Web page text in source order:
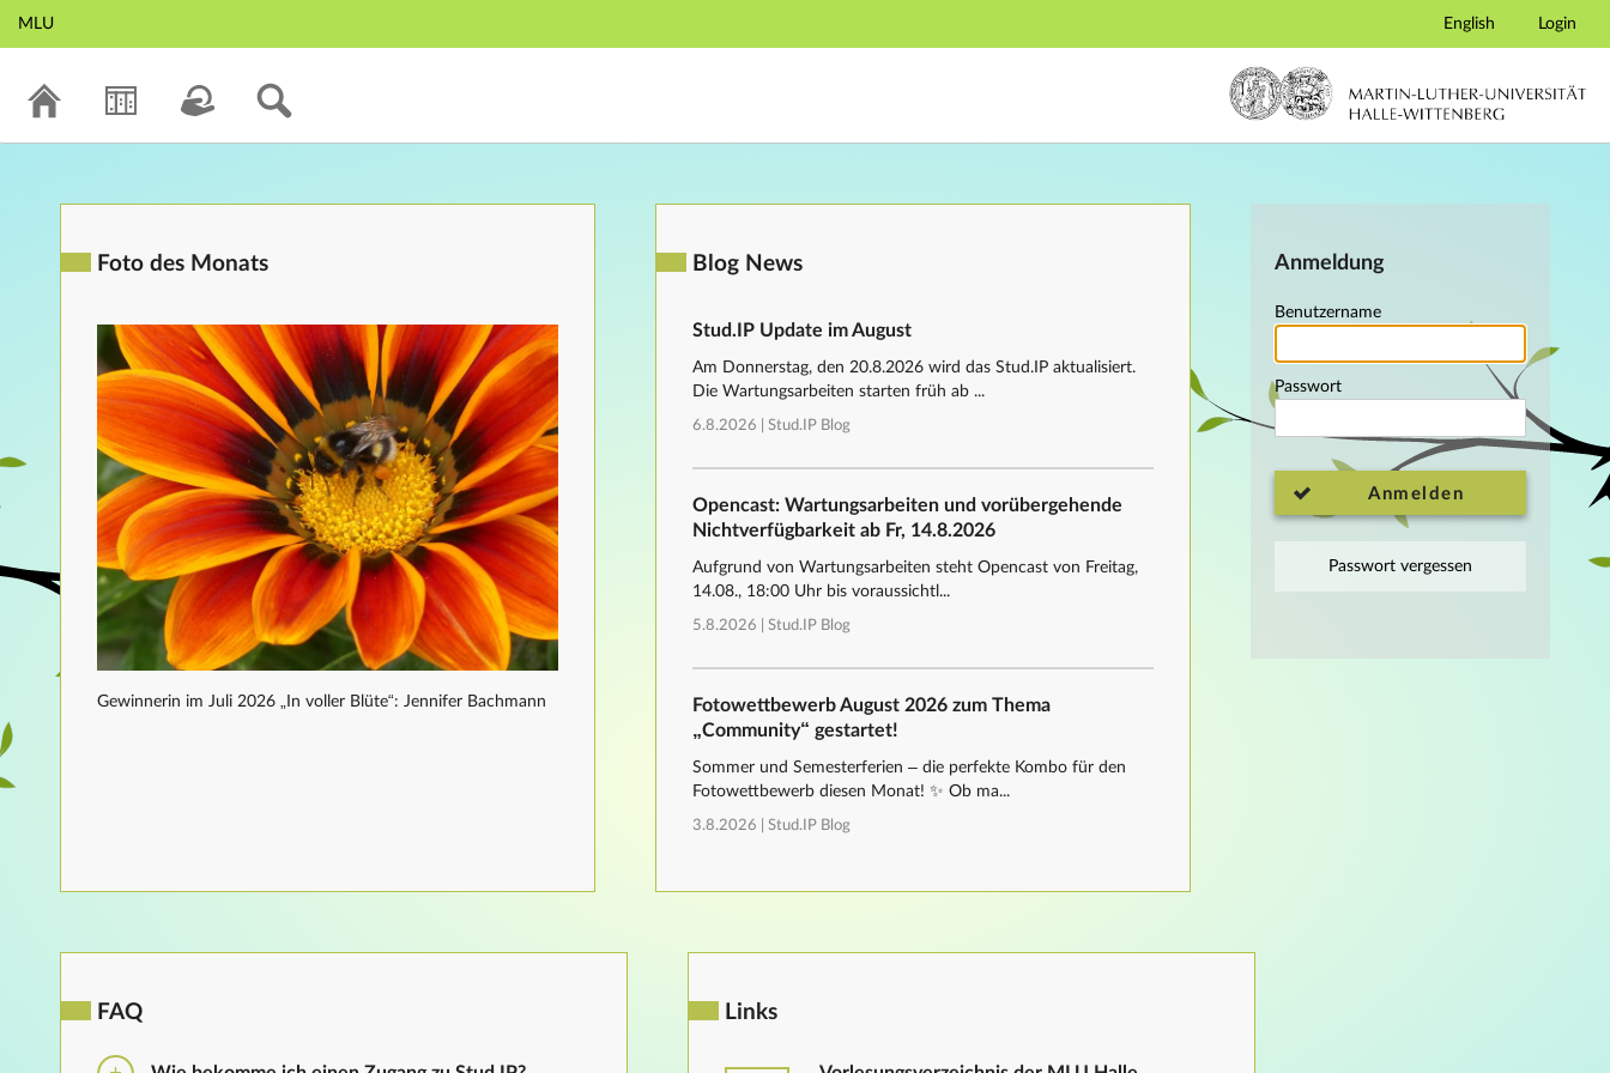
Hauptnavigation
MLU English Login
Anmeldung
Benutzername
Passwort
Anmelden
Passwort vergessen
Foto des Monats
Gewinnerin im Juli 2026 „In voller Blüte“: Jennifer Bachmann
Blog News
Stud.IP Update im August
Am Donnerstag, den 20.8.2026 wird das Stud.IP aktualisiert.
Die Wartungsarbeiten starten früh ab ...
6.8.2026 | Stud.IP Blog
Opencast: Wartungsarbeiten und vorübergehende
Nichtverfügbarkeit ab Fr, 14.8.2026
Aufgrund von Wartungsarbeiten steht Opencast von Freitag,
14.08., 18:00 Uhr bis voraussichtl...
5.8.2026 | Stud.IP Blog
Fotowettbewerb August 2026 zum Thema
„Community“ gestartet!
Sommer und Semesterferien – die perfekte Kombo für den
Fotowettbewerb diesen Monat! ✨ Ob ma...
3.8.2026 | Stud.IP Blog
FAQ Links